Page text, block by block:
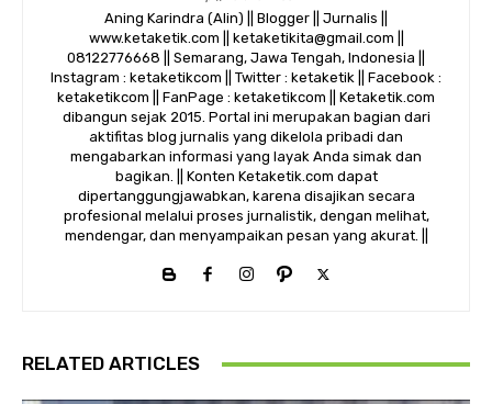
Aning Karindra (Alin) || Blogger || Jurnalis ||
www.ketaketik.com || ketaketikita@gmail.com ||
08122776668 || Semarang, Jawa Tengah, Indonesia ||
Instagram : ketaketikcom || Twitter : ketaketik || Facebook :
ketaketikcom || FanPage : ketaketikcom || Ketaketik.com
dibangun sejak 2015. Portal ini merupakan bagian dari
aktifitas blog jurnalis yang dikelola pribadi dan
mengabarkan informasi yang layak Anda simak dan
bagikan. || Konten Ketaketik.com dapat
dipertanggungjawabkan, karena disajikan secara
profesional melalui proses jurnalistik, dengan melihat,
mendengar, dan menyampaikan pesan yang akurat. ||
RELATED ARTICLES